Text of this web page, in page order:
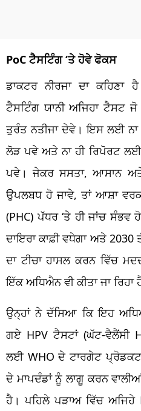
PoC ਟੈਸਟਿੰਗ ‘ਤੇ ਹੋਵੇ ਫੋਕਸ
ਡਾਕਟਰ ਨੀਰਜਾ ਦਾ ਕਹਿਣਾ
ਟੈਸਟਿੰਗ ਯਾਨੀ ਅਜਿਹਾ ਟੈਸਟ
ਤੁਰੰਤ ਨਤੀਜਾ ਦੇਵੇ। ਇਸ ਲਈ
ਲੋੜ ਪਵੇ ਅਤੇ ਨਾ ਹੀ ਰਿਪੋਰਟ
ਪਵੇ। ਜੇਕਰ ਸਸਤਾ, ਆਸਾਨ
ਉਪਲਬਧ ਹੋ ਜਾਵੇ, ਤਾਂ ਆਸ਼ਾ
(PHC) ਪੱਧਰ ‘ਤੇ ਹੀ ਜਾਂਚ
ਦਾਇਰਾ ਕਾਫ਼ੀ ਵਧੇਗਾ ਅਤੇ
ਦਾ ਟੀਚਾ ਹਾਸਲ ਕਰਨ ਵਿੱਚ
ਇੱਕ ਅਧਿਐਨ ਵੀ ਕੀਤਾ ਜਾ ਰਿਹਾ
ਉਨ੍ਹਾਂ ਨੇ ਦੱਸਿਆ ਕਿ ਇਹ
ਗਏ HPV ਟੈਸਟਾਂ (ਘੱਟ-ਵੈਲੈਂਸੀ
ਲਈ WHO ਦੇ ਟਾਰਗੇਟ
ਦੇ ਮਾਪਦੰਡਾਂ ਨੂੰ ਲਾਗੂ ਕਰਨ
ਹੈ। ਪਹਿਲੇ ਪੜਾਅ ਵਿੱਚ ਅਜਿਹੇ